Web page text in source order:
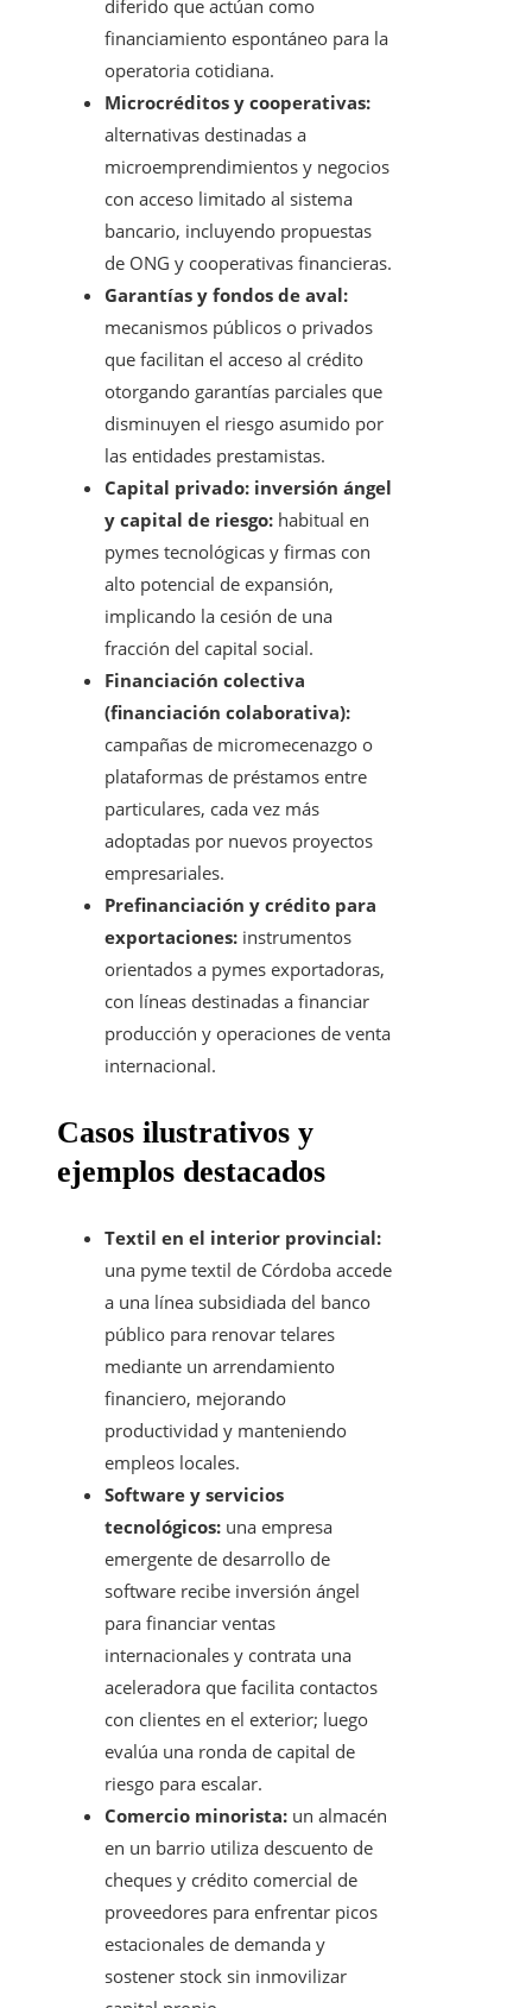
diferido que actúan como
financiamiento espontáneo para la
operatoria cotidiana.
Microcréditos y cooperativas:
alternativas destinadas a
microemprendimientos y negocios
con acceso limitado al sistema
bancario, incluyendo propuestas
de ONG y cooperativas financieras.
Garantías y fondos de aval:
mecanismos públicos o privados
que facilitan el acceso al crédito
otorgando garantías parciales que
disminuyen el riesgo asumido por
las entidades prestamistas.
Capital privado: inversión ángel
y capital de riesgo: habitual en
pymes tecnológicas y firmas con
alto potencial de expansión,
implicando la cesión de una
fracción del capital social.
Financiación colectiva
(financiación colaborativa):
campañas de micromecenazgo o
plataformas de préstamos entre
particulares, cada vez más
adoptadas por nuevos proyectos
empresariales.
Prefinanciación y crédito para
exportaciones: instrumentos
orientados a pymes exportadoras,
con líneas destinadas a financiar
producción y operaciones de venta
internacional.
Casos ilustrativos y
ejemplos destacados
Textil en el interior provincial:
una pyme textil de Córdoba accede
a una línea subsidiada del banco
público para renovar telares
mediante un arrendamiento
financiero, mejorando
productividad y manteniendo
empleos locales.
Software y servicios
tecnológicos: una empresa
emergente de desarrollo de
software recibe inversión ángel
para financiar ventas
internacionales y contrata una
aceleradora que facilita contactos
con clientes en el exterior; luego
evalúa una ronda de capital de
riesgo para escalar.
Comercio minorista: un almacén
en un barrio utiliza descuento de
cheques y crédito comercial de
proveedores para enfrentar picos
estacionales de demanda y
sostener stock sin inmovilizar